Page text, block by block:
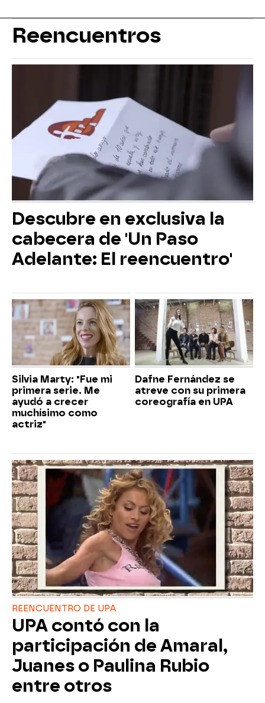
Reencuentros
Descubre en exclusiva la
cabecera de 'Un Paso
Adelante: El reencuentro'
Silvia Marty: "Fue mi
primera serie. Me
ayudó a crecer
muchísimo como
actriz"
Dafne Fernández se
atreve con su primera
coreografía en UPA
REENCUENTRO DE UPA
UPA contó con la
participación de Amaral,
Juanes o Paulina Rubio
entre otros